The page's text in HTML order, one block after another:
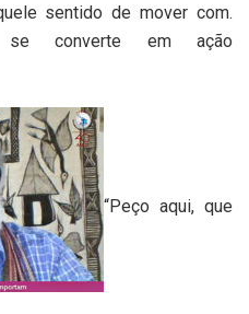
sentido de mover com.
se converte em ação
“Peço aqui, que